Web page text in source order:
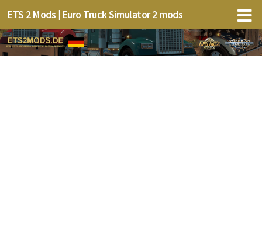
ETS 2 Mods | Euro Truck Simulator 2 mods